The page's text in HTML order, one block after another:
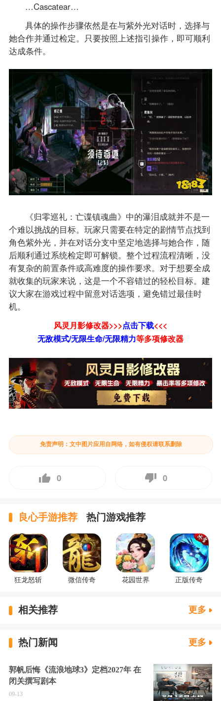
…Cascatear…
具体的操作步骤依然是在与紫外光对话时，选择与
她合作并通过检定。只要按照上述指引操作，即可顺利
达成条件。
《归零巡礼：亡谍镇魂曲》中的瀑泪成就并不是一
个难以挑战的目标。玩家只需要在特定的剧情节点找到
角色紫外光，并在对话分支中坚定地选择与她合作，随
后顺利通过系统检定即可解锁。整个过程流程清晰，没
有复杂的前置条件或高难度的操作要求。对于想要全成
就收集的玩家来说，这是一个不容错过的轻松目标。建
议大家在游戏过程中留意对话选项，避免错过最佳时
机。
风灵月影修改器>>>点击下载<<<
无敌模式/无限生命/无限精力等多项修改器
免责声明：文中图片应用自网络，如有侵权请联系删除
0 0
良心手游推荐 热门游戏推荐
狂龙怒斩 微信传奇 花园世界 正版传奇
相关推荐 更多
热门新闻 更多
郭帆后悔《流浪地球3》定档2027年 在
闭关撰写剧本
09-13